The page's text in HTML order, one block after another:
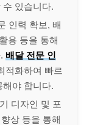
수 있습니다.
인력 확보, 배
용 등을 통해
배달 전문 인
적화하여 빠르
해야 합니다.
디자인 및 포
상 등을 통해